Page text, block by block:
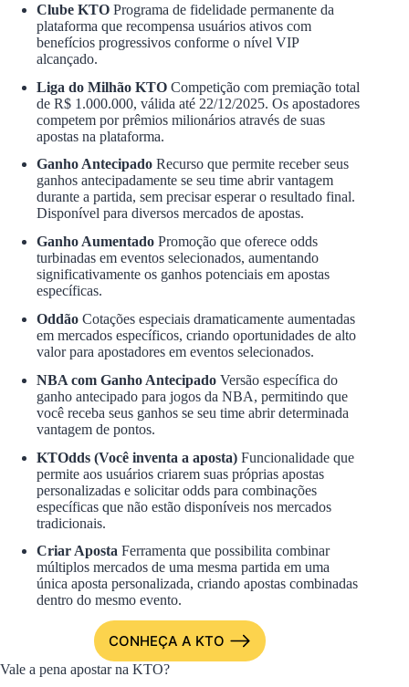
Clube KTO Programa de fidelidade permanente da
plataforma que recompensa usuários ativos com
benefícios progressivos conforme o nível VIP
alcançado.
Liga do Milhão KTO Competição com premiação total
de R$ 1.000.000, válida até 22/12/2025. Os apostadores
competem por prêmios milionários através de suas
apostas na plataforma.
Ganho Antecipado Recurso que permite receber seus
ganhos antecipadamente se seu time abrir vantagem
durante a partida, sem precisar esperar o resultado final.
Disponível para diversos mercados de apostas.
Ganho Aumentado Promoção que oferece odds
turbinadas em eventos selecionados, aumentando
significativamente os ganhos potenciais em apostas
específicas.
Oddão Cotações especiais dramaticamente aumentadas
em mercados específicos, criando oportunidades de alto
valor para apostadores em eventos selecionados.
NBA com Ganho Antecipado Versão específica do
ganho antecipado para jogos da NBA, permitindo que
você receba seus ganhos se seu time abrir determinada
vantagem de pontos.
KTOdds (Você inventa a aposta) Funcionalidade que
permite aos usuários criarem suas próprias apostas
personalizadas e solicitar odds para combinações
específicas que não estão disponíveis nos mercados
tradicionais.
Criar Aposta Ferramenta que possibilita combinar
múltiplos mercados de uma mesma partida em uma
única aposta personalizada, criando apostas combinadas
dentro do mesmo evento.
CONHEÇA A KTO
Vale a pena apostar na KTO?